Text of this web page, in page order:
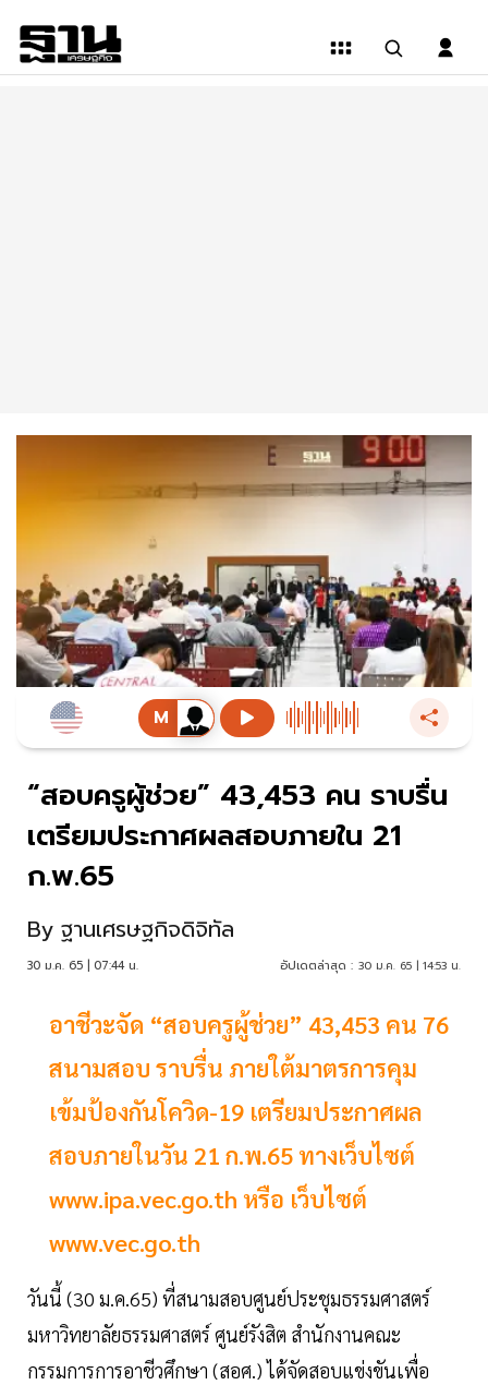
“สอบครูผู้ช่วย” 43,453 คน ราบรื่น
เตรียมประกาศผลสอบภายใน 21
ก.พ.65
By ฐานเศรษฐกิจดิจิทัล
30 ม.ค. 65 | 07:44 น. อัปเดตล่าสุด : 30 ม.ค. 65 | 14:53 น.
อาชีวะจัด “สอบครูผู้ช่วย” 43,453 คน 76
สนามสอบ ราบรื่น ภายใต้มาตรการคุม
เข้มป้องกันโควิด-19 เตรียมประกาศผล
สอบภายในวัน 21 ก.พ.65 ทางเว็บไซต์
www.ipa.vec.go.th หรือ เว็บไซต์
www.vec.go.th
วันนี้ (30 ม.ค.65) ที่สนามสอบศูนย์ประชุมธรรมศาสตร์
มหาวิทยาลัยธรรมศาสตร์ ศูนย์รังสิต สำนักงานคณะ
กรรมการการอาชีวศึกษา (สอศ.) ได้จัดสอบแข่งขันเพื่อ